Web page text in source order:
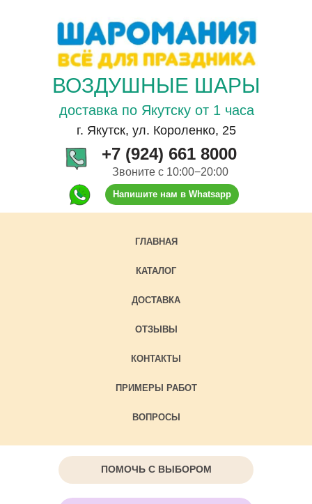
ВОЗДУШНЫЕ ШАРЫ
доставка по Якутску от 1 часа
г. Якутск, ул. Короленко, 25
+7 (924) 661 8000
Напишите нам в Whatsapp
Звоните с 10:00−20:00
ГЛАВНАЯ
КАТАЛОГ
ДОСТАВКА
ОТЗЫВЫ
КОНТАКТЫ
ПРИМЕРЫ РАБОТ
ВОПРОСЫ
ПОМОЧЬ С ВЫБОРОМ